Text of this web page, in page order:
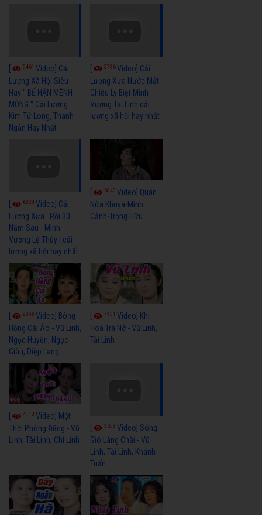
5461 Video] Cải
Lương Xã Hội Siêu
Hay " BỂ HẬN MÊNH
MÔNG " Cải Lương
Kim Tử Long, Thanh
Ngân Hay Nhất
5736Video] Cải
Lương Xưa Nước Mắt
Chiều Ly Biệt Minh
Vương Tài Linh cải
lương xã hội hay nhất
6324Video] Cải
Lương Xưa : Rồi 30
Năm Sau - Minh
Vương Lệ Thủy | cải
lương xã hội hay nhất
6040Video] Quán
Nửa Khuya-Minh
Cảnh-Trọng Hữu
9058 Video] Bông
Hồng Cài Áo - Vũ Linh,
Ngọc Huyền, Ngọc
Giàu, Diệp Lang
7351Video] Khi
Hoa Trà Nở - Vũ Linh,
Tài Linh
4110 Video] Một
Thời Phóng Đãng - Vũ
Linh, Tài Linh, Chí Linh
3658Video] Sóng
Gió Làng Chài - Vũ
Linh, Tài Linh, Khánh
Tuấn